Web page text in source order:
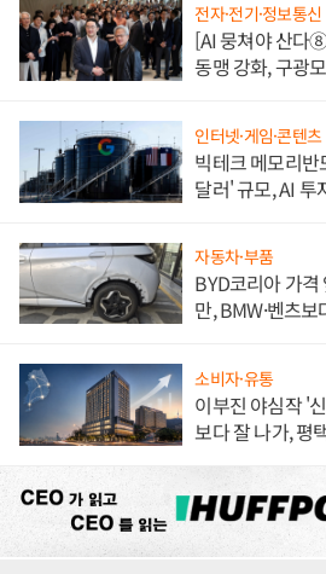
전자·전기·정보통신
[AI 뭉쳐야 산다
동맹 강화, 구광
인터넷·게임·콘텐츠
빅테크 메모리
달러' 규모, AI 투
자동차·부품
BYD코리아 가
만, BMW·벤츠
소비자·유통
이부진 야심작 '
보다 잘 나가, 평